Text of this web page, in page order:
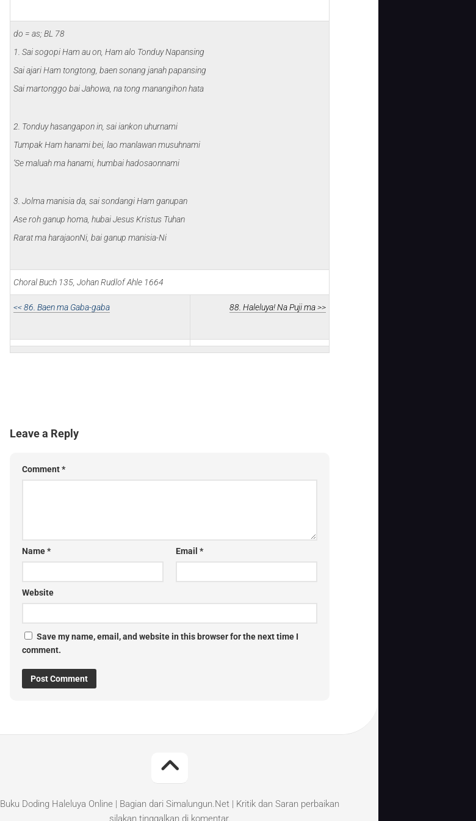
do = as; BL 78
1. Sai sogopi Ham au on, Ham alo Tonduy Napansing
Sai ajari Ham tongtong, baen sonang janah papansing
Sai martonggo bai Jahowa, na tong manangihon hata
2. Tonduy hasangapon in, sai iankon uhurnami
Tumpak Ham hanami bei, lao manlawan musuhnami
‘Se maluah ma hanami, humbai hadosaonnami
3. Jolma manisia da, sai sondangi Ham ganupan
Ase roh ganup homa, hubai Jesus Kristus Tuhan
Rarat ma harajaonNi, bai ganup manisia-Ni
Choral Buch 135, Johan Rudlof Ahle 1664
<< 86. Baenma Gaba-gaba 88. Haleluya! Na Puji ma >>
Leave a Reply
Comment*
Name* Email *
Website
Save my name, email, and website in this browser for the next time I
comment.
Buku Doding Haleluya Online | Bagian dari Simalungun.Net | Kritik dan Saran perbaikan
silakan tinggalkan di komentar.